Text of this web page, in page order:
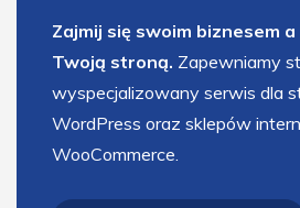
Zajmij się swoim biznesem
Twoją stroną. Zapewniamy
wyspecjalizowany serwis dla
WordPress oraz sklepów
WooCommerce.